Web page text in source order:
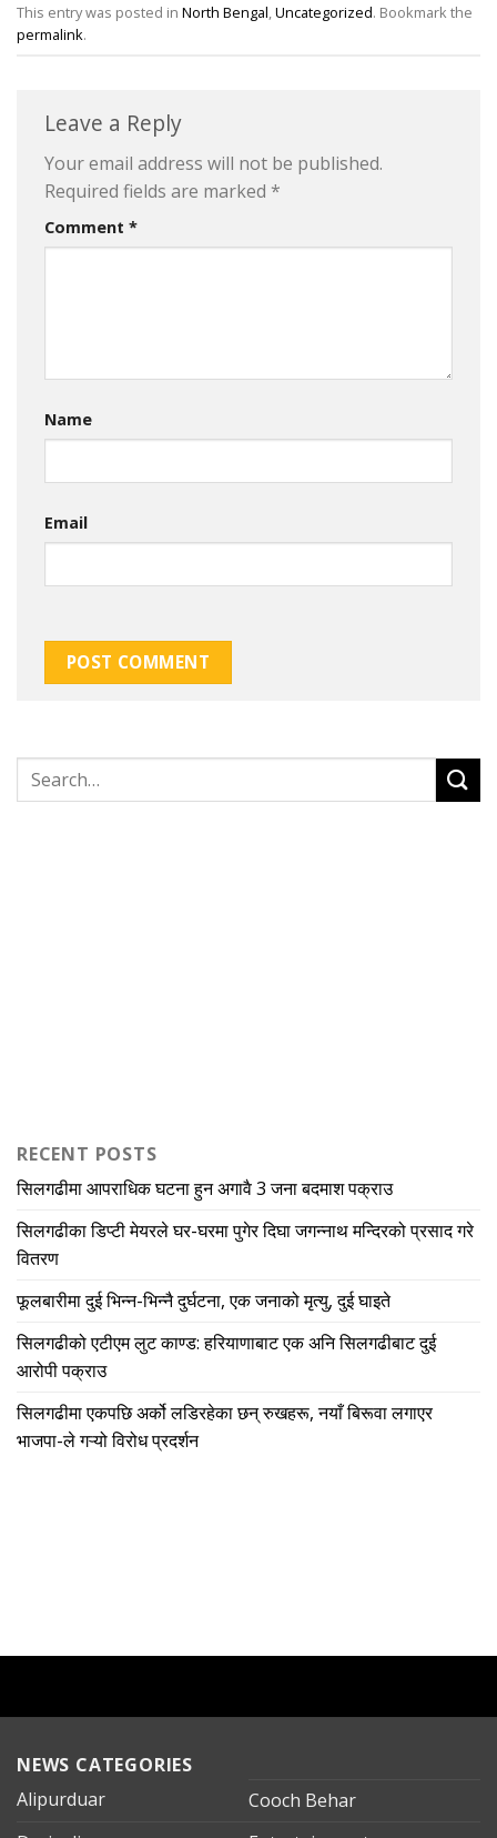
This entry was posted in North Bengal,Uncategorized. Bookmark the
permalink.
Leave a Reply
Your email address will not be published.
Required fields are marked *
Comment *
Name
Email
RECENT POSTS
सिलगढीमा आपराधिक घटना हुन अगावै 3 जना बदमाश पक्राउ
सिलगढीका डिप्टी मेयरले घर-घरमा पुगेर दिघा जगन्नाथ मन्दिरको प्रसाद गरे
वितरण
फूलबारीमा दुई भिन्न-भिन्नै दुर्घटना, एक जनाको मृत्यु, दुई घाइते
सिलगढीको एटीएम लुट काण्ड: हरियाणाबाट एक अनि सिलगढीबाट दुई
आरोपी पक्राउ
सिलगढीमा एकपछि अर्को लडिरहेका छन् रुखहरू, नयाँ बिरूवा लगाएर
भाजपा-ले गऱ्यो विरोध प्रदर्शन
NEWS CATEGORIES
Alipurduar
Cooch Behar